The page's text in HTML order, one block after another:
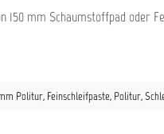
mm Schaumstoffpad oder
Politur, Feinschleifpaste, Politur,